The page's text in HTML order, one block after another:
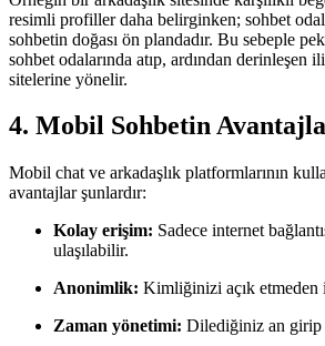
resimli profiller daha belirginken; sohbet
sohbetin doğası ön plandadır. Bu sebeple
sohbet odalarında atıp, ardından derinleşen
sitelerine yönelir.
4. Mobil Sohbetin
Mobil chat ve arkadaşlık platformlarının
avantajlar şunlardır:
Kolay erişim: Sadece internet
ulaşılabilir.
Anonimlik: Kimliğinizi açık
Zaman yönetimi: Dilediğiniz an girip